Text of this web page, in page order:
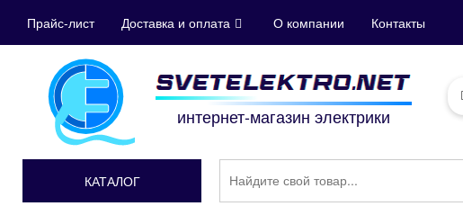
Прайс-лист Доставка и оплата О компании Контакты
интернет-магазин электрики
КАТАЛОГ